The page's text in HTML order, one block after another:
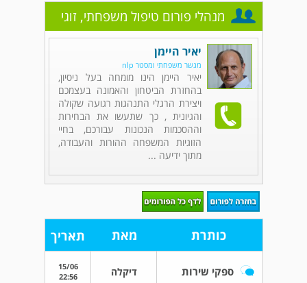
מנהלי פורום טיפול משפחתי, זוגי
יאיר היימן
מגשר משפחתי ומסטר nlp
יאיר היימן הינו מומחה בעל ניסיון,
בהחזרת הביטחון והאמונה בעצמכם
ויצירת הרגלי התנהגות רגועה שקולה
והגיונית , כך שתעשו את הבחירות
וההסכמות הנכונות עבורכם, בחיי
הזוגיות המשפחה ההורות והעבודה,
מתוך ידיעה ...
כותרת מאת תאריך
ספקי שירות דיקלה
15/06
22:56